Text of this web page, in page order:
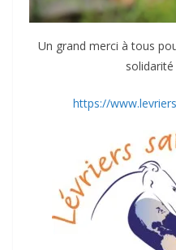
Un grand merci à tous
https://